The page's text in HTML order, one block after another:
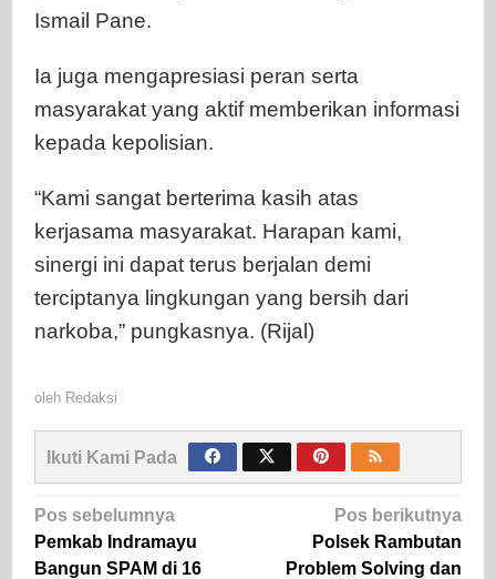
Ismail Pane.
Ia juga mengapresiasi peran serta
masyarakat yang aktif memberikan informasi
kepada kepolisian.
“Kami sangat berterima kasih atas
kerjasama masyarakat. Harapan kami,
sinergi ini dapat terus berjalan demi
terciptanya lingkungan yang bersih dari
narkoba,” pungkasnya. (Rijal)
oleh Redaksi
Ikuti Kami Pada
Navigasi
pos
Pos sebelumnya
Pemkab Indramayu
Bangun SPAM di 16
Pos berikutnya
Polsek Rambutan
Problem Solving dan